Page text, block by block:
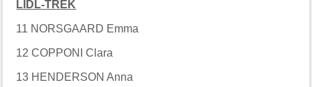
LIDL-TREK
11 NORSGAARD Emma
12 COPPONI Clara
13 HENDERSON Anna